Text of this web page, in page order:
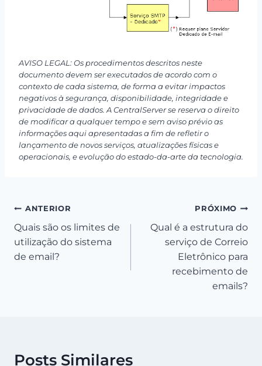
AVISO LEGAL: Os procedimentos descritos neste
documento devem ser executados de acordo com o
contexto de cada sistema, de forma a evitar impactos
negativos à segurança, disponibilidade, integridade e
privacidade de dados. A CentralServer se reserva o direito
de modificar a qualquer tempo e sem aviso prévio as
informações aqui apresentadas a fim de refletir o
lançamento de novos serviços, atualizações físicas e
operacionais, e evolução do estado-da-arte da tecnologia.
Navegação
de
Post
ANTERIOR
Quais são os limites de
utilização do sistema
de email?
PRÓXIMO
Qual é a estrutura do
serviço de Correio
Eletrônico para
recebimento de
emails?
Posts Similares